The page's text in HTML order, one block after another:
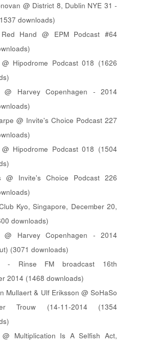
@ District 8, Dublin NYE 31 -
downloads)
Hand @ EPM Podcast #64
@ Hipodrome Podcast 018 (1626
@ Harvey Copenhagen - 2014
@ Invite's Choice Podcast 227
@ Hipodrome Podcast 018 (1504
@ Invite's Choice Podcast 226
Kyo, Singapore, December 20,
downloads)
@ Harvey Copenhagen - 2014
(3071 downloads)
- Rinse FM broadcast 16th
2014 (1468 downloads)
Mullaert & Ulf Eriksson @ SoHaSo
Trouw (14-11-2014 (1354
Multiplication Is A Selfish Act,